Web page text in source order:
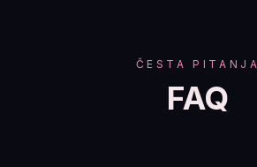
ČESTA PITANJA
FAQ